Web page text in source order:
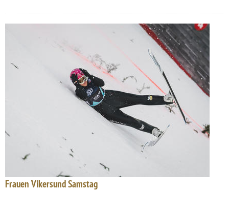
Frauen Vikersund Samstag